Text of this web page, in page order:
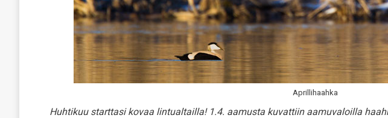
Aprillihaahka
Huhtikuu starttasi kovaa lintualtailla! 1.4. aamusta kuvattiin aamuvaloilla